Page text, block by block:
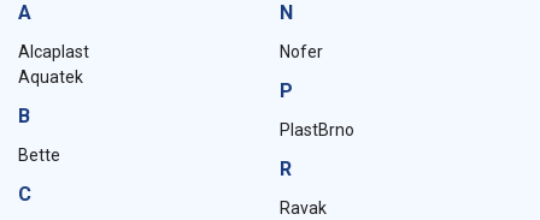
A
Alcaplast
Aquatek
B
Bette
C
N
Nofer
P
PlastBrno
R
Ravak